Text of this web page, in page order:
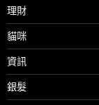
理財
貓咪
資訊
銀髮